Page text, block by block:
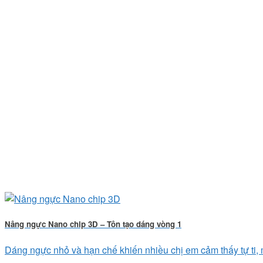
Nâng ngực Nano chip 3D – Tôn tạo dáng vòng 1
Dáng ngực nhỏ và hạn chế khiến nhiều chị em cảm thấy tự ti,